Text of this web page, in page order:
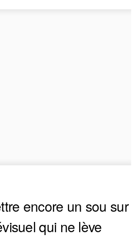
encore un sou sur
qui ne lève